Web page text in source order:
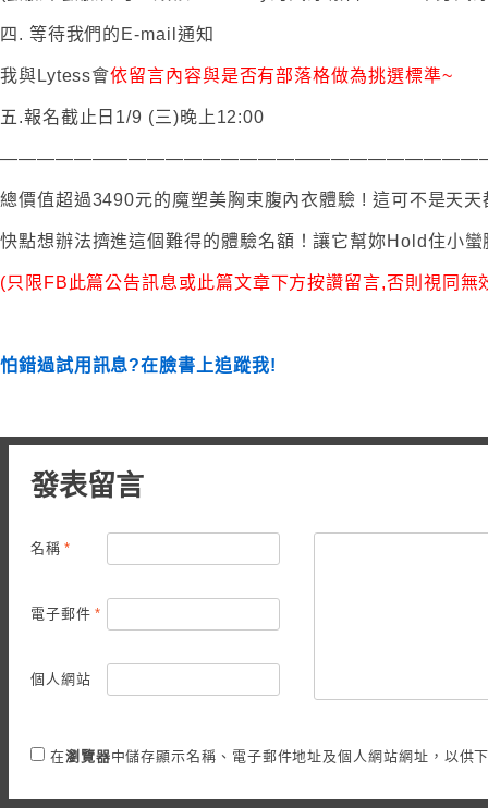
四. 等待我們的E-mail通知
我與Lytess會依留言內容與是否有部落格做為挑選標準~
五.報名截止日1/9 (三)晚上12:00
總價值超過3490元的魔塑美胸束腹內衣體驗 ! 這可不是天天
快點想辦法擠進這個難得的體驗名額！讓它幫妳Hold住小
(只限FB此篇公告訊息或此篇文章下方按讚留言,否則視同無
怕錯過試用訊息?在臉書上追蹤我!
發表留言
名稱 *
電子郵件 *
個人網站
在瀏覽器中儲存顯示名稱、電子郵件地址及個人網站網址，以供